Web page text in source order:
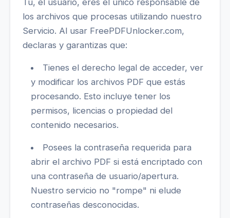
Tú, el usuario, eres el único responsable de
los archivos que procesas utilizando nuestro
Servicio. Al usar FreePDFUnlocker.com,
declaras y garantizas que:
Tienes el derecho legal de acceder, ver
y modificar los archivos PDF que estás
procesando. Esto incluye tener los
permisos, licencias o propiedad del
contenido necesarios.
Posees la contraseña requerida para
abrir el archivo PDF si está encriptado con
una contraseña de usuario/apertura.
Nuestro servicio no "rompe" ni elude
contraseñas desconocidas.